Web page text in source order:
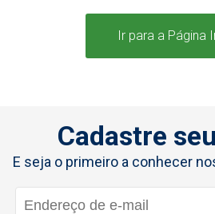
Ir para a Página
Cadastre
E seja o primeiro a conhecer